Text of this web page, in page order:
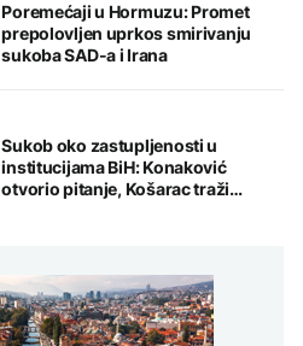
Poremećaji u Hormuzu: Promet
prepolovljen uprkos smirivanju
sukoba SAD-a i Irana
Sukob oko zastupljenosti u
institucijama BiH: Konaković
otvorio pitanje, Košarac traži